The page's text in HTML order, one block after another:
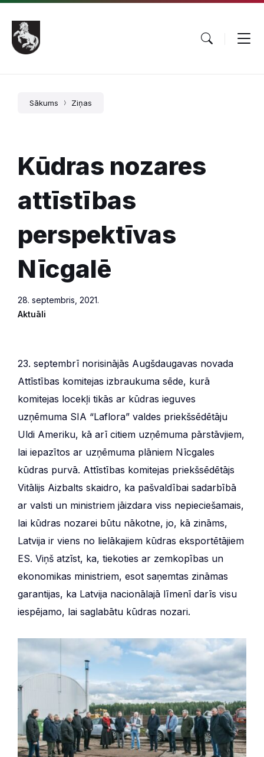
Pāriet
saturu
Skip
main
navigation
Skip
footer
Sākums Ziņas
Kūdras nozares
attīstības
perspektīvas
Nīcgalē
28. septembris, 2021.
Aktuāli
23. septembrī norisinājās Augšdaugavas novada
Attīstības komitejas izbraukuma sēde, kurā
komitejas locekļi tikās ar kūdras ieguves
uzņēmuma SIA “Laflora” valdes priekšsēdētāju
Uldi Ameriku, kā arī citiem uzņēmuma pārstāvjiem,
lai iepazītos ar uzņēmuma plāniem Nīcgales
kūdras purvā. Attīstības komitejas priekšsēdētājs
Vitālijs Aizbalts skaidro, ka pašvaldībai sadarbībā
ar valsti un ministriem jāizdara viss nepieciešamais,
lai kūdras nozarei būtu nākotne, jo, kā zināms,
Latvija ir viens no lielākajiem kūdras eksportētājiem
ES. Viņš atzīst, ka, tiekoties ar zemkopības un
ekonomikas ministriem, esot saņemtas zināmas
garantijas, ka Latvija nacionālajā līmenī darīs visu
iespējamo, lai saglabātu kūdras nozari.